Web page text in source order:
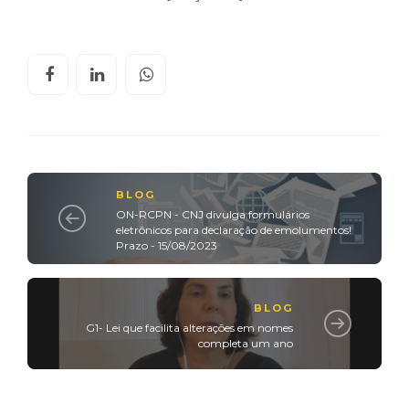
BLOG
ON-RCPN - CNJ divulga formulários
eletrônicos para declaração de emolumentos!
Prazo - 15/08/2023
BLOG
G1- Lei que facilita alterações em nomes
completa um ano